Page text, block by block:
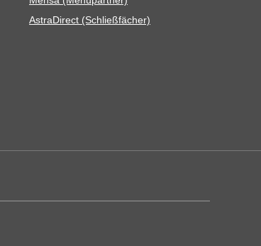
Astra­Di­rect (Schließ­fä­cher)